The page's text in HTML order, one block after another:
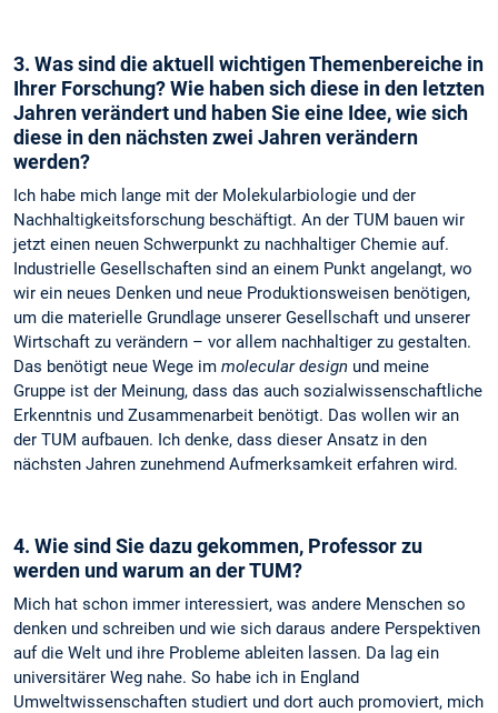
3. Was sind die aktuell wichtigen Themenbereiche in
Ihrer Forschung? Wie haben sich diese in den letzten
Jahren verändert und haben Sie eine Idee, wie sich
diese in den nächsten zwei Jahren verändern
werden?
Ich habe mich lange mit der Molekularbiologie und der
Nachhaltigkeitsforschung beschäftigt. An der TUM bauen wir
jetzt einen neuen Schwerpunkt zu nachhaltiger Chemie auf.
Industrielle Gesellschaften sind an einem Punkt angelangt, wo
wir ein neues Denken und neue Produktionsweisen benötigen,
um die materielle Grundlage unserer Gesellschaft und unserer
Wirtschaft zu verändern – vor allem nachhaltiger zu gestalten.
Das benötigt neue Wege im molecular design und meine
Gruppe ist der Meinung, dass das auch sozialwissenschaftliche
Erkenntnis und Zusammenarbeit benötigt. Das wollen wir an
der TUM aufbauen. Ich denke, dass dieser Ansatz in den
nächsten Jahren zunehmend Aufmerksamkeit erfahren wird.
4. Wie sind Sie dazu gekommen, Professor zu
werden und warum an der TUM?
Mich hat schon immer interessiert, was andere Menschen so
denken und schreiben und wie sich daraus andere Perspektiven
auf die Welt und ihre Probleme ableiten lassen. Da lag ein
universitärer Weg nahe. So habe ich in England
Umweltwissenschaften studiert und dort auch promoviert, mich